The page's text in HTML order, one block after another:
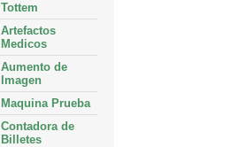
Tottem
Artefactos
Medicos
Aumento de
Imagen
Maquina Prueba
Contadora de
Billetes